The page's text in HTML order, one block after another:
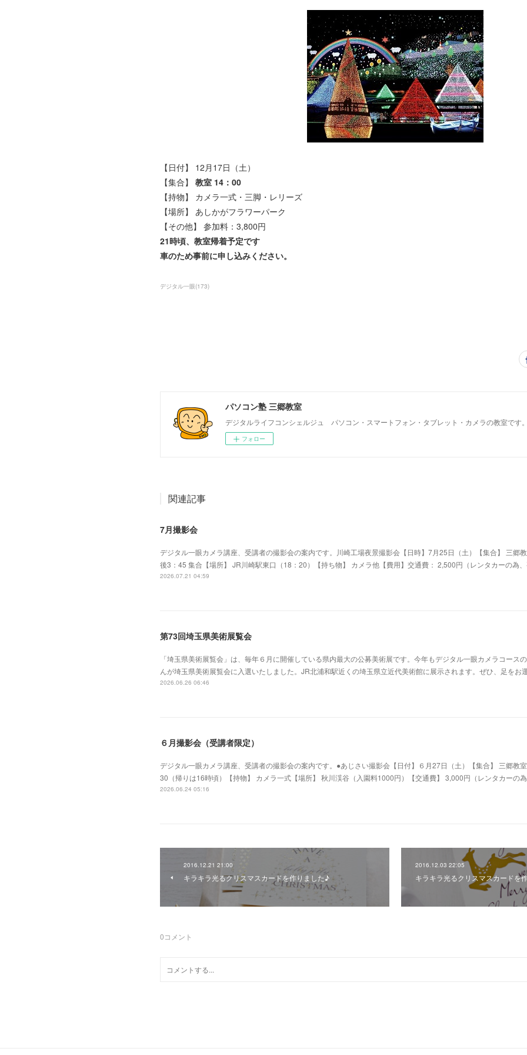
【日付】 12月17日（土）
【集合】 教室 14：00
【持物】 カメラ一式・三脚・レリーズ
【場所】 あしかがフラワーパーク
【その他】 参加料：3,800円
21時頃、教室帰着予定です
車のため事前に申し込みください。
デジタル一眼(173)
パソコン塾 三郷教室
デジタルライフコンシェルジュ パソコン・スマートフォン・タブレット・カメラの教室です
フォロー
関連記事
7月撮影会
デジタル一眼カメラ講座、受講者の撮影会の案内です。川崎工場夜景撮影会【日時】7月25日（土）【集合】 三郷
後3：45 集合【場所】 JR川崎駅東口（18：20）【持ち物】 カメラ他【費用】交通費： 2,500円（レンタカーの為
2026.07.21 04:59
第73回埼玉県美術展覧会
「埼玉県美術展覧会」は、毎年６月に開催している県内最大の公募美術展です。今年もデジタル一眼カメラコース
んが埼玉県美術展覧会に入選いたしました。JR北浦和駅近くの埼玉県立近代美術館に展示されます。ぜひ、足をお
2026.06.26 06:46
６月撮影会（受講者限定）
デジタル一眼カメラ講座、受講者の撮影会の案内です。●あじさい撮影会【日付】６月27日（土）【集合】 三郷教
30（帰りは16時頃）【持物】 カメラ一式【場所】 秋川渓谷（入園料1000円）【交通費】 3,000円（レンタカーの
2026.06.24 05:16
2016.12.21 21:00
キラキラ光るクリスマスカードを作りました♪
2016.12.03 22:05
キラキラ光るクリスマスカードを
0コメント